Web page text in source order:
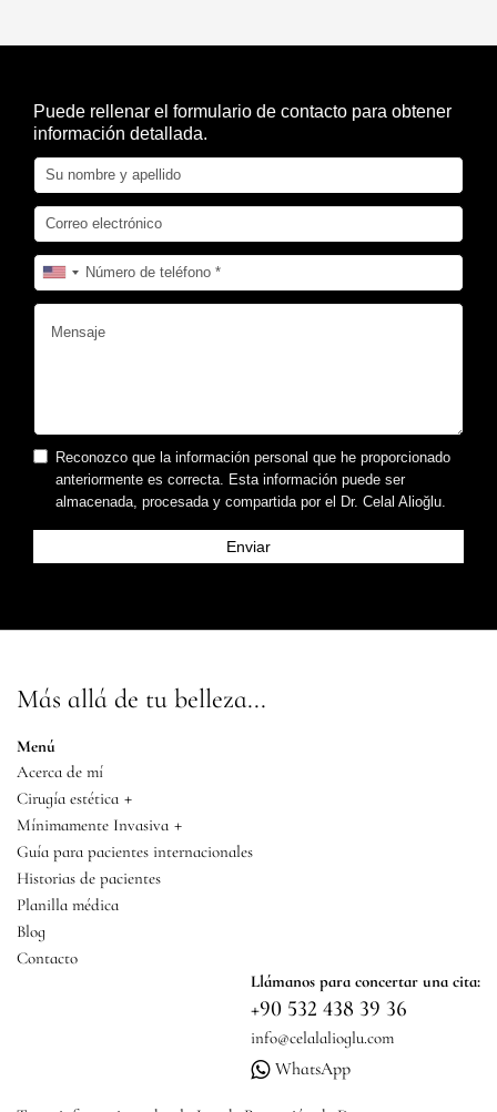
Puede rellenar el formulario de contacto para obtener
información detallada.
Reconozco que la información personal que he proporcionado
anteriormente es correcta. Esta información puede ser
almacenada, procesada y compartida por el Dr. Celal Alioğlu.
Más allá de tu belleza...
Menú
Acerca de mí
Cirugía estética +
Mínimamente Invasiva +
Guía para pacientes internacionales
Historias de pacientes
Planilla médica
Blog
Contacto
Llámanos para concertar una cita:
+90 532 438 39 36
info@celalalioglu.com
WhatsApp